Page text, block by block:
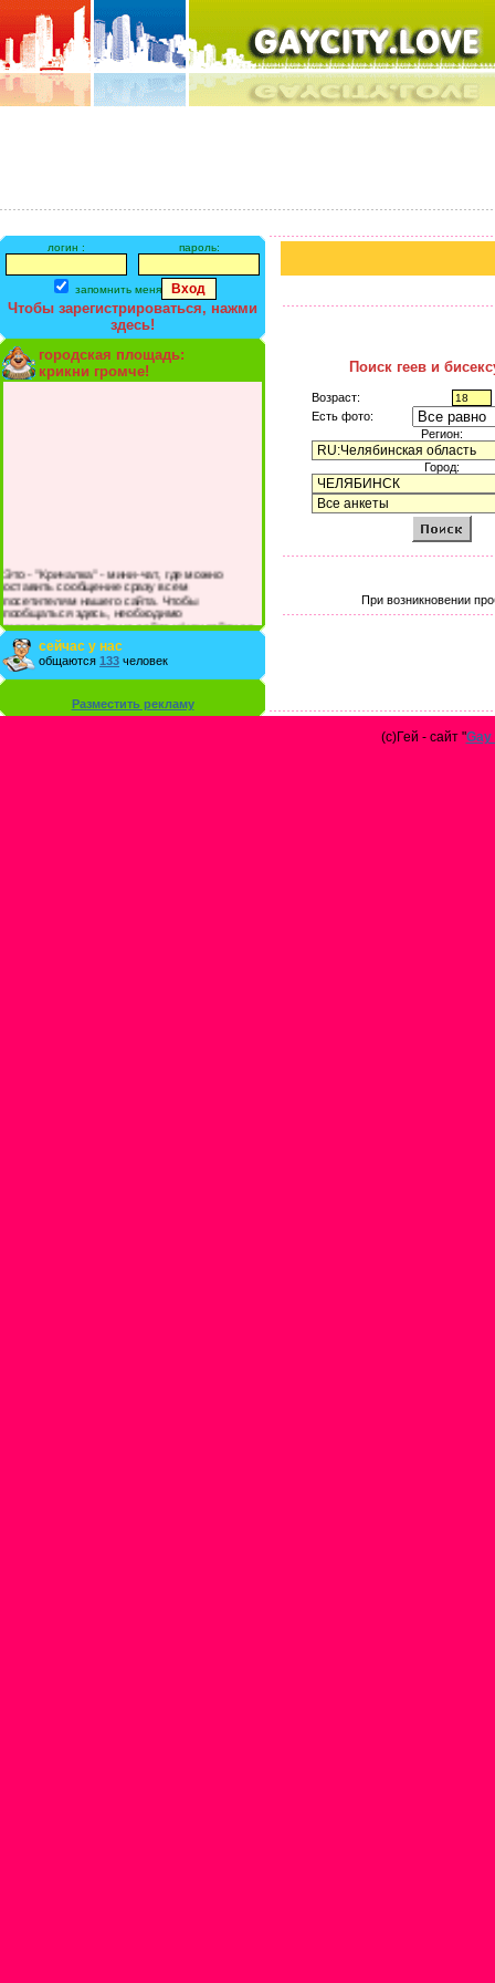
логин : пароль:
запомнить меня
Чтобы зарегистрироваться, нажми
здесь!
городская площадь:
крикни громче!
Это - "Кричалка" - мини-чат, где можно
оставить сообщение сразу всем
посетителям нашего сайта. Чтобы
пообщаться здесь, необходимо
зарегистрироваться на сайте и/или войти со
своими логином и паролем.
сейчас у нас
общаются 133 человек
Разместить рекламу
Поиск геев и
Возраст:
Есть фото:
Регион:
Город:
При возникновении
(с)Гей - сайт "Gay